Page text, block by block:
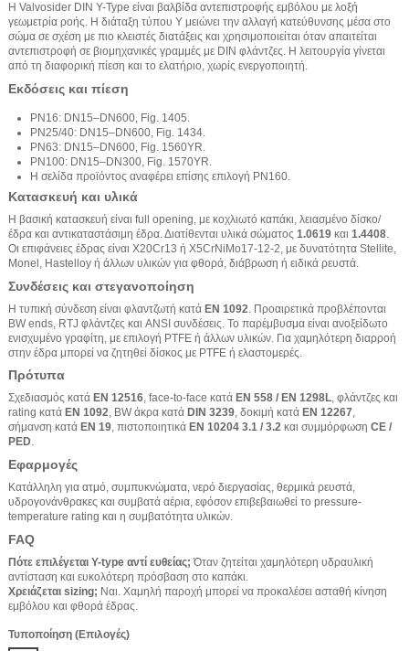
Η Valvosider DIN Y-Type είναι βαλβίδα αντεπιστροφής εμβόλου με λοξή
γεωμετρία ροής. Η διάταξη τύπου Y μειώνει την αλλαγή κατεύθυνσης μέσα στο
σώμα σε σχέση με πιο κλειστές διατάξεις και χρησιμοποιείται όταν απαιτείται
αντεπιστροφή σε βιομηχανικές γραμμές με DIN φλάντζες. Η λειτουργία γίνεται
από τη διαφορική πίεση και το ελατήριο, χωρίς ενεργοποιητή.
Εκδόσεις και πίεση
PN16: DN15–DN600, Fig. 1405.
PN25/40: DN15–DN600, Fig. 1434.
PN63: DN15–DN600, Fig. 1560YR.
PN100: DN15–DN300, Fig. 1570YR.
Η σελίδα προϊόντος αναφέρει επίσης επιλογή PN160.
Κατασκευή και υλικά
Η βασική κατασκευή είναι full opening, με κοχλιωτό καπάκι, λειασμένο δίσκο/
έδρα και αντικαταστάσιμη έδρα. Διατίθενται υλικά σώματος 1.0619 και 1.4408.
Οι επιφάνειες έδρας είναι X20Cr13 ή X5CrNiMo17-12-2, με δυνατότητα Stellite,
Monel, Hastelloy ή άλλων υλικών για φθορά, διάβρωση ή ειδικά ρευστά.
Συνδέσεις και στεγανοποίηση
Η τυπική σύνδεση είναι φλαντζωτή κατά EN 1092. Προαιρετικά προβλέπονται
BW ends, RTJ φλάντζες και ANSI συνδέσεις. Το παρέμβυσμα είναι ανοξείδωτο
ενισχυμένο γραφίτη, με επιλογή PTFE ή άλλων υλικών. Για χαμηλότερη διαρροή
στην έδρα μπορεί να ζητηθεί δίσκος με PTFE ή ελαστομερές.
Πρότυπα
Σχεδιασμός κατά EN 12516, face-to-face κατά EN 558 / EN 1298L, φλάντζες και
rating κατά EN 1092, BW άκρα κατά DIN 3239, δοκιμή κατά EN 12267,
σήμανση κατά EN 19, πιστοποιητικά EN 10204 3.1 / 3.2 και συμμόρφωση CE /
PED.
Εφαρμογές
Κατάλληλη για ατμό, συμπυκνώματα, νερό διεργασίας, θερμικά ρευστά,
υδρογονάνθρακες και συμβατά αέρια, εφόσον επιβεβαιωθεί το pressure-
temperature rating και η συμβατότητα υλικών.
FAQ
Πότε επιλέγεται Y-type αντί ευθείας; Όταν ζητείται χαμηλότερη υδραυλική
αντίσταση και ευκολότερη πρόσβαση στο καπάκι.
Χρειάζεται sizing; Ναι. Χαμηλή παροχή μπορεί να προκαλέσει ασταθή κίνηση
εμβόλου και φθορά έδρας.
Τυποποίηση (Επιλογές)